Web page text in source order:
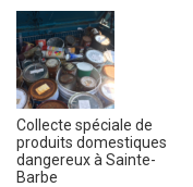
Collecte spéciale de
produits domestiques
dangereux à Sainte-
Barbe